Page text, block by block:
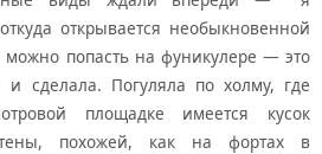
открывается необыкновенной
можно попасть на фуникулере — это
и сделала. Погуляла по холму, где
площадке имеется кусок
похожей, как на фортах в